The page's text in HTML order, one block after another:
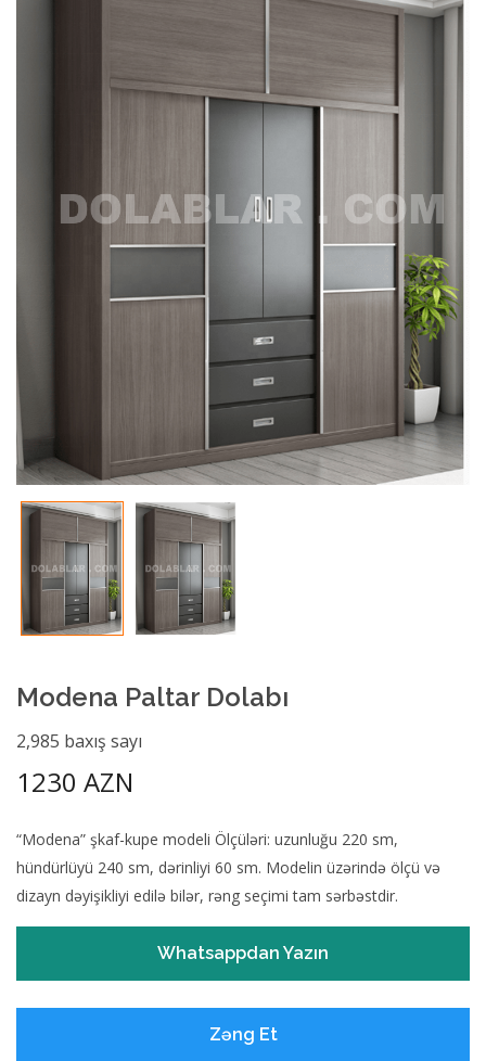
Modena Paltar Dolabı
2,985 baxış sayı
1230 AZN
“Modena” şkaf-kupe modeli Ölçüləri: uzunluğu 220 sm,
hündürlüyü 240 sm, dərinliyi 60 sm. Modelin üzərində ölçü və
dizayn dəyişikliyi edilə bilər, rəng seçimi tam sərbəstdir.
Whatsappdan Yazın
Zəng Et